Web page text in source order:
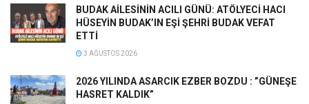
BUDAK AİLESİNİN ACILI GÜNÜ: ATÖLYECİ HACI
HÜSEYİN BUDAK’IN EŞİ ŞEHRİ BUDAK VEFAT
ETTİ
3 AĞUSTOS 2026
2026 YILINDA ASARCIK EZBER BOZDU : ”GÜNEŞE
HASRET KALDIK”